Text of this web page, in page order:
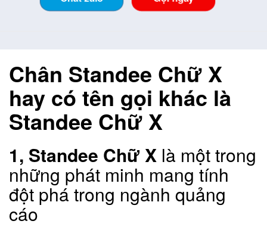
Chân Standee Chữ X
hay có tên gọi khác là
Standee Chữ X
1, Standee Chữ X là một trong
những phát minh mang tính
đột phá trong ngành quảng
cáo